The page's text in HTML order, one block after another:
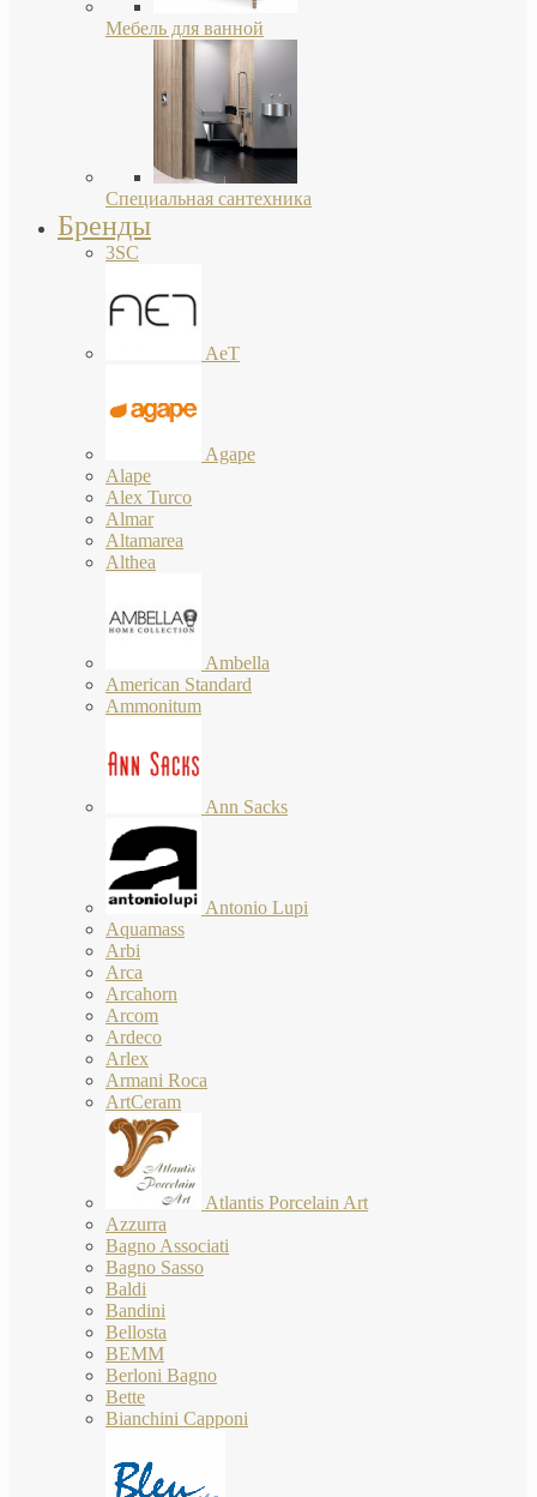
Мебель для ванной
Специальная сантехника
Бренды
3SC
AeT
Agape
Alape
Alex Turco
Almar
Altamarea
Althea
Ambella
American Standard
Ammonitum
Ann Sacks
Antonio Lupi
Aquamass
Arbi
Arca
Arcahorn
Arcom
Ardeco
Arlex
Armani Roca
ArtCeram
Atlantis Porcelain Art
Azzurra
Bagno Associati
Bagno Sasso
Baldi
Bandini
Bellosta
BEMM
Berloni Bagno
Bette
Bianchini Capponi